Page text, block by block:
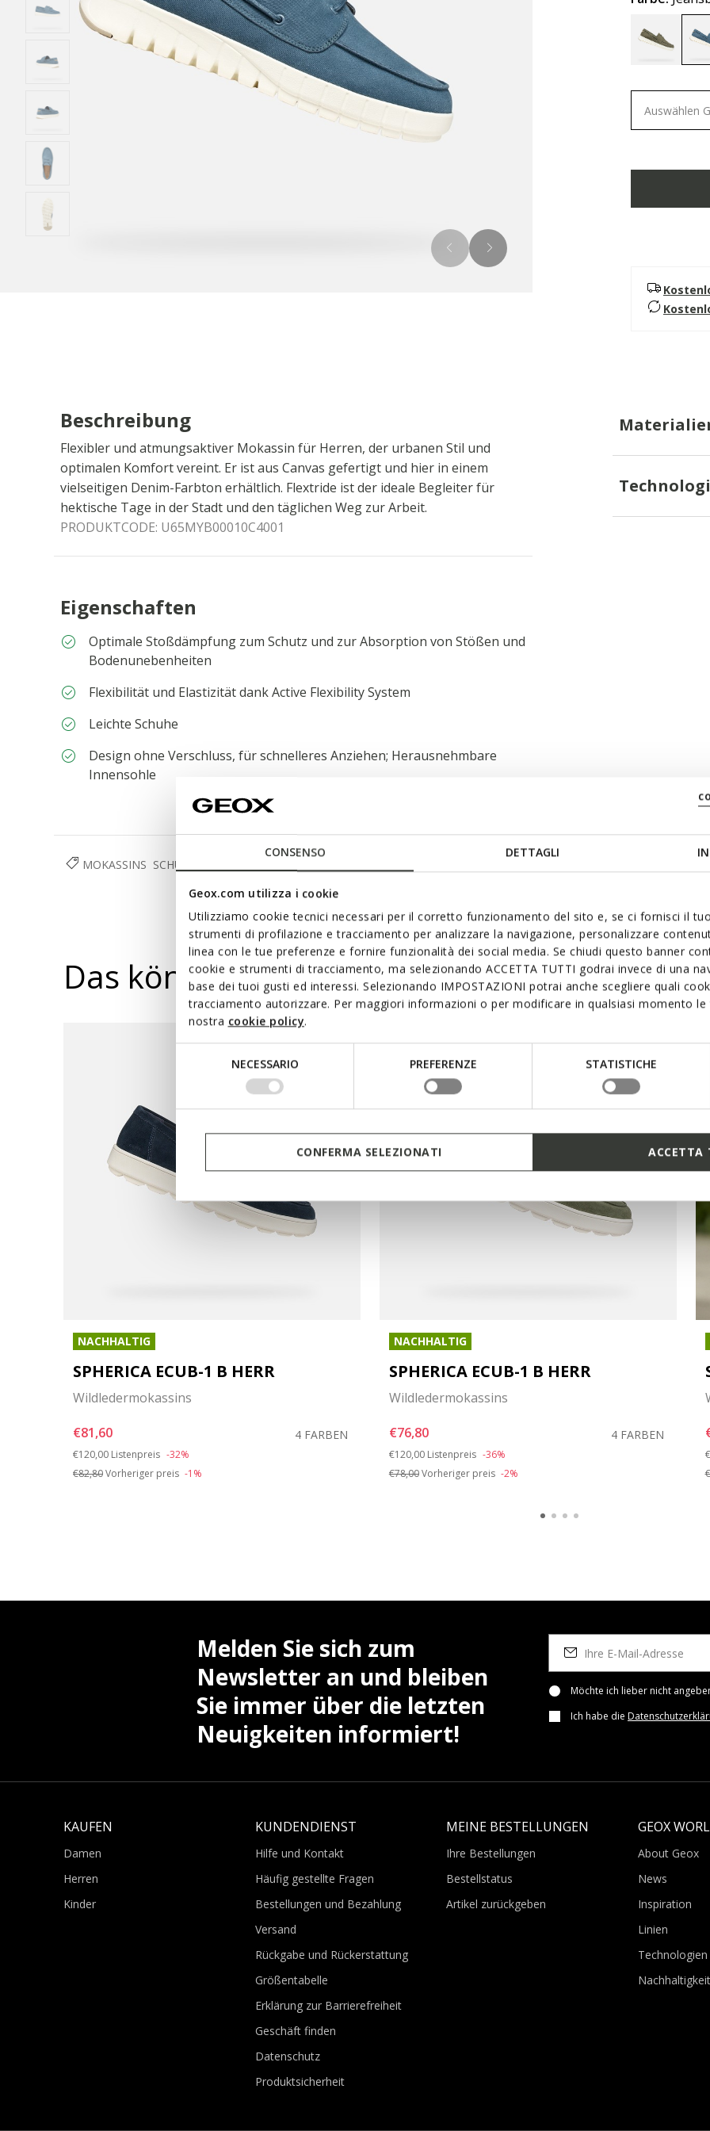
CONSENSO DETTAGLI
Geox.com utilizza i cookie
Utilizziamo cookie tecnici necessari per il corretto funzionamento del sito e, se ci fornisci il
strumenti di profilazione e tracciamento per analizzare la navigazione, personalizzare
linea con le tue preferenze e fornire funzionalità dei social media. Se chiudi questo banner
cookie e strumenti di tracciamento, ma selezionando ACCETTA TUTTI godrai invece di una
base dei tuoi gusti ed interessi. Selezionando IMPOSTAZIONI potrai anche scegliere quali
tracciamento autorizzare. Per maggiori informazioni o per modificare in qualsiasi momento
nostra cookie policy.
NECESSARIO PREFERENZE STATISTICHE
CONFERMA SELEZIONATI ACCETTA
Auswählen
Beschreibung
Flexibler und atmungsaktiver Mokassin für Herren, der urbanen Stil und
optimalen Komfort vereint. Er ist aus Canvas gefertigt und hier in einem
vielseitigen Denim-Farbton erhältlich. Flextride ist der ideale Begleiter für
hektische Tage in der Stadt und den täglichen Weg zur Arbeit.
PRODUKTCODE: U65MYB00010C4001
Eigenschaften
Optimale Stoßdämpfung zum Schutz und zur Absorption von Stößen und
Bodenunebenheiten
Flexibilität und Elastizität dank Active Flexibility System
Leichte Schuhe
Design ohne Verschluss, für schnelleres Anziehen; Herausnehmbare
Innensohle
MOKASSINS SCHUHE
Das könnte Ihnen auch gefallen:
NACHHALTIG
SPHERICA ECUB-1 B HERR
Wildledermokassins
€81,60
4 FARBEN
Price reduced from
€120,00 to
Listenpreis -32%
€82,80Vorheriger preis -1%
NACHHALTIG
SPHERICA ECUB-1 B HERR
Wildledermokassins
€76,80
4 FARBEN
Price reduced from
€120,00 to
Listenpreis -36%
€78,00Vorheriger preis -2%
Melden Sie sich zum
Newsletter an und bleiben
Sie immer über die letzten
Neuigkeiten informiert!
Möchte ich lieber nicht
Ich habe die
KAUFEN
Damen
Herren
Kinder
KUNDENDIENST
Hilfe und Kontakt
Häufig gestellte Fragen
Bestellungen und Bezahlung
Versand
Rückgabe und Rückerstattung
Größentabelle
Erklärung zur Barrierefreiheit
Geschäft finden
Datenschutz
Produktsicherheit
MEINE BESTELLUNGEN
Ihre Bestellungen
Bestellstatus
Artikel zurückgeben
GEOX
About Geox
News
Inspiration
Linien
Technologien
Nachhaltigkeit